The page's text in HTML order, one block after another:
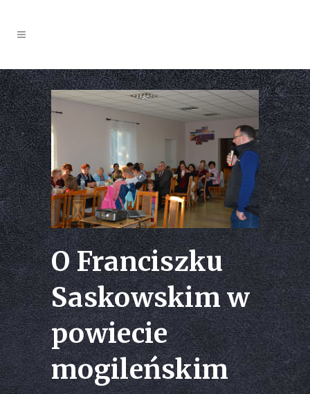
O Franciszku
Saskowskim w
powiecie
mogileńskim